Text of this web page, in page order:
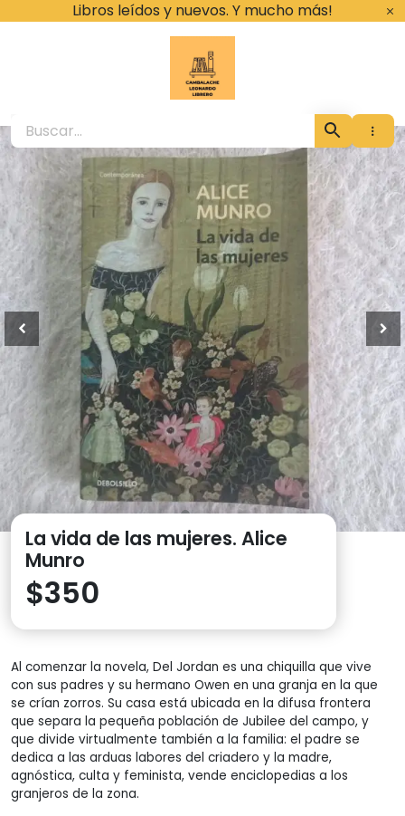
Libros leídos y nuevos. Y mucho más!
Cambalache
La vida de las mujeres. Alice
Munro
$350
Al comenzar la novela, Del Jordan es una chiquilla que vive
con sus padres y su hermano Owen en una granja en la que
se crían zorros. Su casa está ubicada en la difusa frontera
que separa la pequeña población de Jubilee del campo, y
que divide virtualmente también a la familia: el padre se
dedica a las arduas labores del criadero y la madre,
agnóstica, culta y feminista, vende enciclopedias a los
granjeros de la zona.